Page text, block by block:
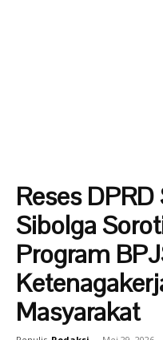
Reses
Sibolga
Program
Masyarakat